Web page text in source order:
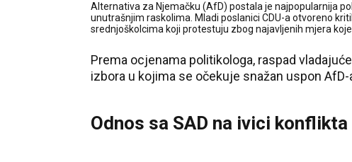
Alternativa za Njemačku (AfD) postala je najpopularnija
unutrašnjim raskolima. Mladi poslanici CDU-a otvoreno
srednjoškolcima koji protestuju zbog najavljenih mjera
Prema ocjenama politikologa, raspad
izbora u kojima se očekuje snažan uspon AfD-
Odnos sa SAD na ivici konflikta